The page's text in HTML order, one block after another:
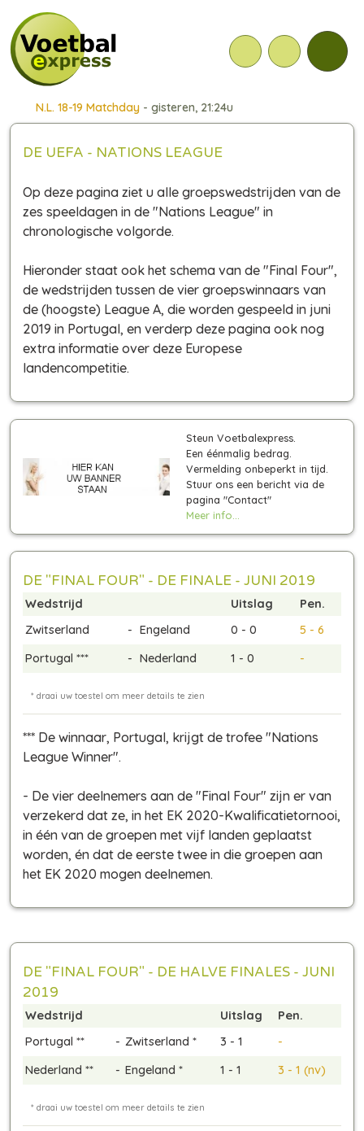
N.L. 18-19 Matchday- gisteren, 21:24u
DE UEFA - NATIONS LEAGUE
Op deze pagina ziet u alle groepswedstrijden van de
zes speeldagen in de "Nations League" in
chronologische volgorde.
Hieronder staat ook het schema van de "Final Four",
de wedstrijden tussen de vier groepswinnaars van
de (hoogste) League A, die worden gespeeld in juni
2019 in Portugal, en verderp deze pagina ook nog
extra informatie over deze Europese
landencompetitie.
Steun Voetbalexpress.
Een éénmalig bedrag.
Vermelding onbeperkt in tijd.
Stuur ons een bericht via de
pagina "Contact"
Meer info...
DE "FINAL FOUR" - DE FINALE - JUNI 2019
Wedstrijd Uitslag
Pen.
Zwitserland
- Engeland 0 - 0
5 - 6
Portugal ***
- Nederland 1 - 0 -
*** De winnaar, Portugal, krijgt de trofee "Nations
League Winner".
- De vier deelnemers aan de "Final Four" zijn er van
verzekerd dat ze, in het EK 2020-Kwalificatietornooi,
in één van de groepen met vijf landen geplaatst
worden, én dat de eerste twee in die groepen aan
het EK 2020 mogen deelnemen.
DE "FINAL FOUR" - DE HALVE FINALES - JUNI
2019
Wedstrijd Uitslag
Pen.
Portugal **
- Zwitserland * 3 - 1
-
Nederland **
- Engeland * 1 - 1 3 - 1 (nv)